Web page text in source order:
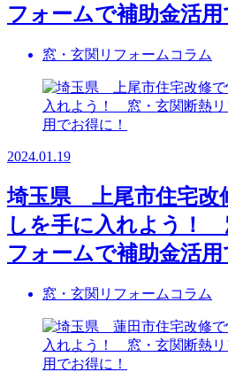
フォームで補助金活用
窓・玄関リフォームコラム
2024.01.19
埼玉県 上尾市住宅改
しを手に入れよう！
フォームで補助金活用
窓・玄関リフォームコラム